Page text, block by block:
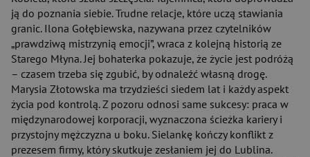
ją do poznania siebie. Trudne relacje, które uczą stawiania
granic. Ilona Gołębiewska, nazywana przez czytelników
„prawdziwą mistrzynią emocji”, wraca z kolejną historią ze
Starego Młyna. Jej bohaterka pokazuje, że życie jest podróżą
– czasem trzeba się zgubić, by odnaleźć własną drogę.
Marysia Złotowska ma trzydzieści siedem lat i każdy aspekt
życia pod kontrolą. Z pozoru odnosi same sukcesy: praca w
międzynarodowej korporacji, wyznaczona ścieżka kariery i
przystojny mężczyzna u boku. Sielankę kończy konflikt z
prezesem firmy, który skutkuje zesłaniem jej do Lublina.